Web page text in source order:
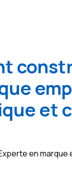
et
en marque